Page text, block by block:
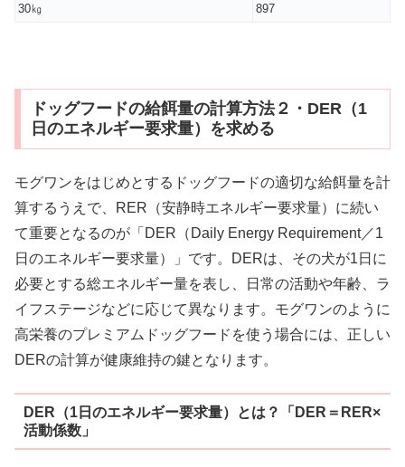
30㎏
897
ドッグフードの給餌量の計算方法２・DER（1
日のエネルギー要求量）を求める
モグワンをはじめとするドッグフードの適切な給餌量を計
算するうえで、RER（安静時エネルギー要求量）に続い
て重要となるのが「DER（Daily Energy Requirement／1
日のエネルギー要求量）」です。DERは、その犬が1日に
必要とする総エネルギー量を表し、日常の活動や年齢、ラ
イフステージなどに応じて異なります。モグワンのように
高栄養のプレミアムドッグフードを使う場合には、正しい
DERの計算が健康維持の鍵となります。
DER（1日のエネルギー要求量）とは？「DER＝RER×
活動係数」